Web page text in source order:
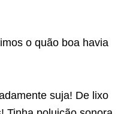
o quão boa havia
suja! De lixo